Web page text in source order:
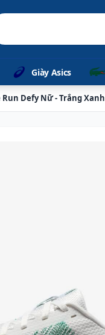
Giày Asics
Run Defy Nữ - Trắng Xanh